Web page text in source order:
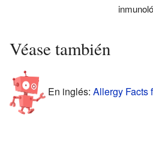
Véase también
En inglés: Allergy Facts